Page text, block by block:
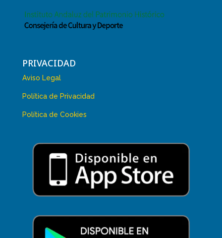
PRIVACIDAD
Aviso Legal
Política de Privacidad
Política de Cookies